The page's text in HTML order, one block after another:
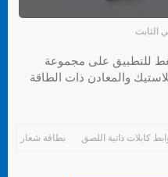
الثابت
على مجموعة
والمعادن ذات الطاقة
بطاقة شعار كابلات ذاتية اللصق